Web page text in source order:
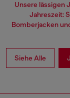
Unsere lässigen
Jahreszeit:
Bomberjacken
Siehe Alle